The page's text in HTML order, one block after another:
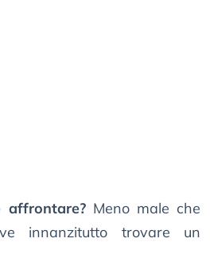
affrontare?Meno male che
innanzitutto trovare un